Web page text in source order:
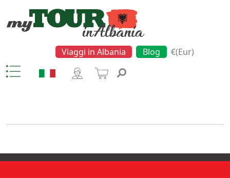
Viaggi in Albania Blog €(Eur)